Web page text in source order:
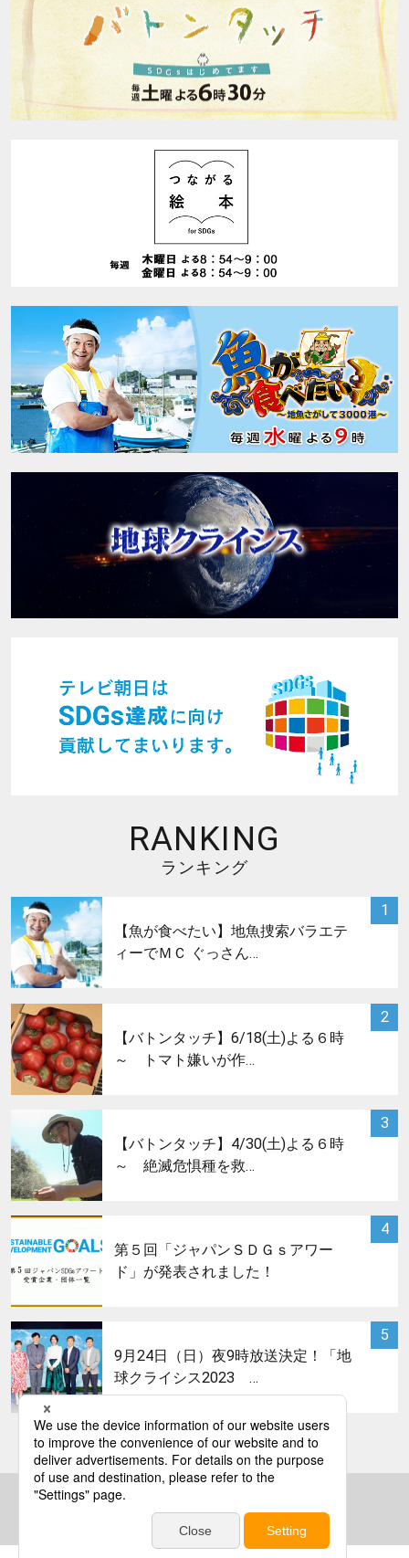
RANKING
ランキング
1
サムネイル
【魚が食べたい】地魚捜索バラエテ
ィーでＭＣ ぐっさん…
2
【バトンタッチ】6/18(土)よる６時
～ トマト嫌いが作…
3
【バトンタッチ】4/30(土)よる６時
～ 絶滅危惧種を救…
4
サムネイル
第５回「ジャパンＳＤＧｓアワー
ド」が発表されました！
5
サムネイル
9月24日（日）夜9時放送決定！「地
球クライシス2023 …